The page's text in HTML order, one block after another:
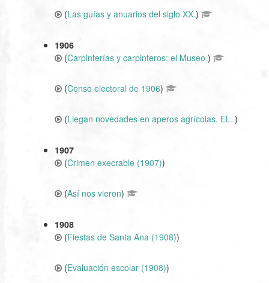
(Las guías y anuarios del siglo XX.)
1906
(Carpinterías y carpinteros: el Museo)
(Censo electoral de 1906)
(Llegan novedades en aperos agrícolas. El...)
1907
(Crimen execrable (1907))
(Así nos vieron)
1908
(Fiestas de Santa Ana (1908))
(Evaluación escolar (1908))